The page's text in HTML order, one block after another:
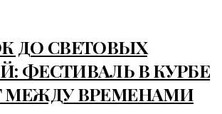
ДО СВЕТОВЫХ
ФЕСТИВАЛЬ В КУРБЕ
МЕЖДУ ВРЕМЕНАМИ